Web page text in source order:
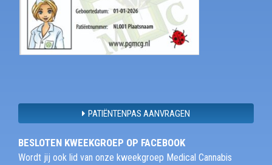
PATIËNTENPAS AANVRAGEN
BESLOTEN KWEEKGROEP OP FACEBOOK
Wordt jij ook lid van onze kweekgroep Medical Cannabis